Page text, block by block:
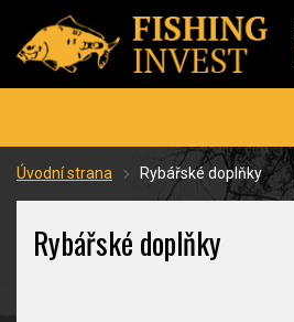
Úvodní strana Rybářské doplňky
Rybářské doplňky